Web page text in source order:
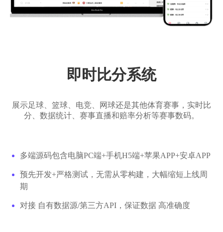
即时比分系统
展示足球、篮球、电竞、网球还是其他体育赛事，实时比
分、数据统计、赛事直播和赔率分析等赛事数码。
多端源码包含电脑PC端+手机H5端+苹果APP+安卓APP
预先开发+严格测试，无需从零构建，大幅缩短上线周
期
对接 自有数据源/第三方API，保证数据 高准确度